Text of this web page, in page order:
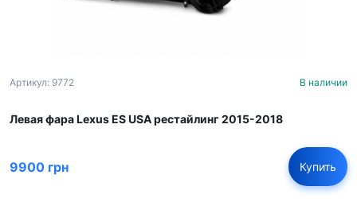
Артикул: 9772 В наличии
Левая фара Lexus ES USA рестайлинг 2015-2018
9900 грн Купить